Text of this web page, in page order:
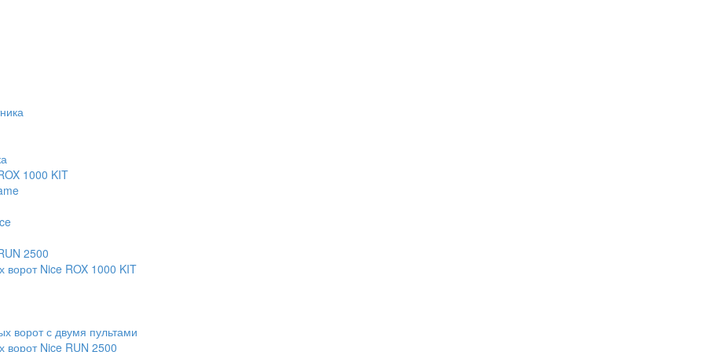
ворот Nice ROX 1000 KIT
ворот Nice RUN 2500
1000 KIT
2500
ворот с двумя пультами